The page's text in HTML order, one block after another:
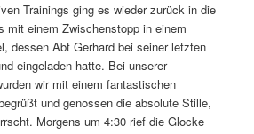
Trainings ging es wieder zurück in die
mit einem Zwischenstopp in einem
dessen Abt Gerhard bei seiner letzten
eingeladen hatte. Bei unserer
wir mit einem fantastischen
und genossen die absolute Stille,
Morgens um 4:30 rief die Glocke